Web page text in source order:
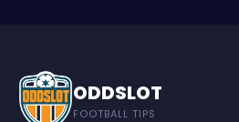
ODDSLOT
FOOTBALL TIPS